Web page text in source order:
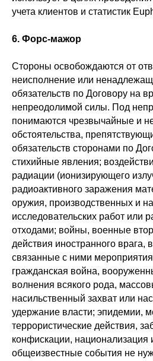
учета клиентов и статистик
6. Форс-мажор
Стороны освобождаются от
неисполнение или
обязательств по Договору на
непреодолимой силы. Под
понимаются чрезвычайные и
обстоятельства,
обязательств сторонами по
стихийные явления;
радиации (ионизирующего
радиоактивного заражения
оружия, производственных и
исследовательских работ или
отходами; войны, военные
действия иностранного
связанные с ними
гражданская война,
волнения всякого рода,
насильственный захват или
удержание власти; эпидемии,
террористические действия,
конфискации, национализация
общеизвестные события не